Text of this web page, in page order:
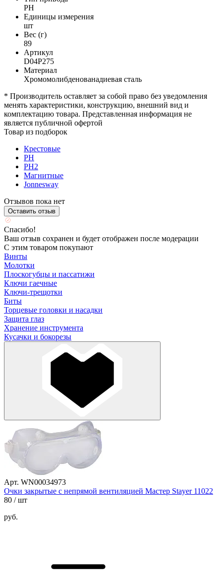
PH
Единицы измерения
шт
Вес (г)
89
Артикул
D04P275
Материал
Хромомолибденованадиевая сталь
* Производитель оставляет за собой право без уведомления
менять характеристики, конструкцию, внешний вид и
комплектацию товара. Представленная информация не
является публичной офертой
Товар из подборок
Крестовые
PH
PH2
Магнитные
Jonnesway
Отзывов пока нет
Оставить отзыв
Спасибо!
Ваш отзыв сохранен и будет отображен после модерации
С этим товаром покупают
Винты
Молотки
Плоскогубцы и пассатижи
Ключи гаечные
Ключи-трещотки
Биты
Торцевые головки и насадки
Защита глаз
Хранение инструмента
Кусачки и бокорезы
Арт. WN00034973
Очки закрытые с непрямой вентиляцией Мастер Stayer 11022
80 / шт
руб.